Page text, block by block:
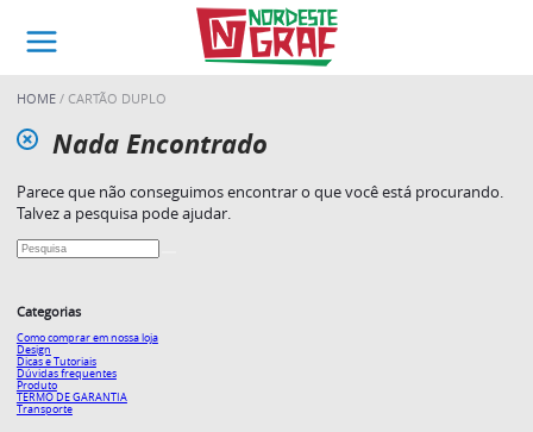
HOME CARTÃO DUPLO
Nada Encontrado
Parece que não conseguimos encontrar o que você está procurando.
Talvez a pesquisa pode ajudar.
Categorias
Como comprar em nossa loja
Design
Dicas e Tutoriais
Dúvidas frequentes
Produto
TERMO DE GARANTIA
Transporte